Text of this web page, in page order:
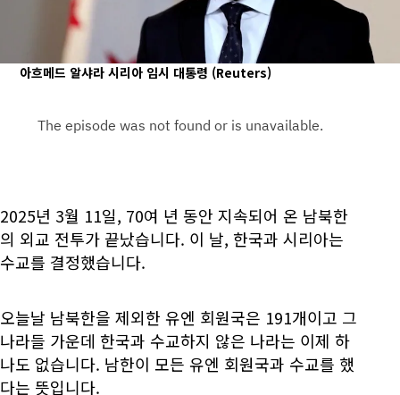
아흐메드 알샤라 시리아 임시 대통령 (Reuters)
2025년 3월 11일, 70여 년 동안 지속되어 온 남북한
의 외교 전투가 끝났습니다. 이 날, 한국과 시리아는
수교를 결정했습니다.
오늘날 남북한을 제외한 유엔 회원국은 191개이고 그
나라들 가운데 한국과 수교하지 않은 나라는 이제 하
나도 없습니다. 남한이 모든 유엔 회원국과 수교를 했
다는 뜻입니다.